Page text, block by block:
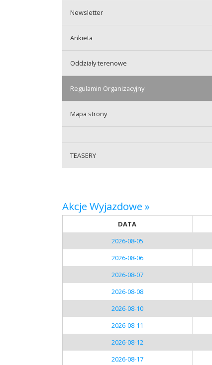
Newsletter
Ankieta
Oddziały terenowe
Regulamin Organizacyjny
Mapa strony
TEASERY
Akcje Wyjazdowe »
DATA
2026-08-05
2026-08-06
2026-08-07
2026-08-08
2026-08-10
2026-08-11
2026-08-12
2026-08-17